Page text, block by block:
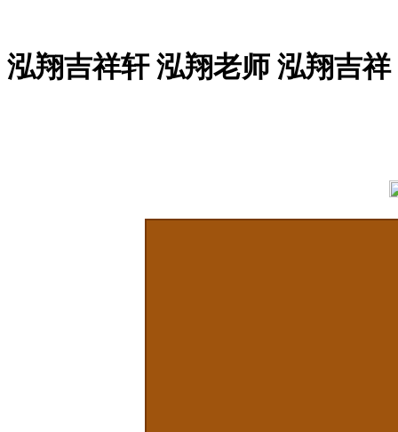
泓翔吉祥轩 泓翔老师 泓翔吉祥